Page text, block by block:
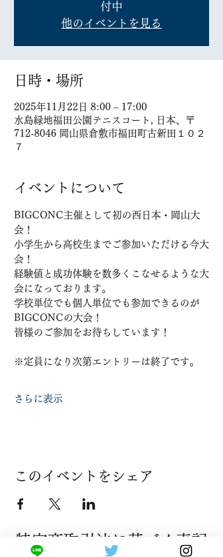
付中
他のイベントを見る
日時・場所
2025年11月22日 8:00 – 17:00
水島緑地福田公園テニスコート, 日本、〒
712-8046 岡山県倉敷市福田町古新田１０２
７
イベントについて
BIGCONC主催として初の西日本・岡山大
会！
小学生から高校生までご参加いただける今大
会！
経験値と成功体験を数多くこなせるような大
会になっております。
学校単位でも個人単位でも参加できるのが
BIGCONCの大会！
皆様のご参加をお待ちしています！
※定員になり次第エントリーは終了です。
さらに表示
このイベントをシェア
​特定商取引法に基づく表記